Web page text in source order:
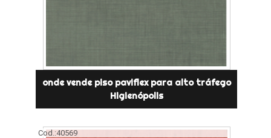
onde vende piso paviflex para alto tráfego
Higienópolis
Cod.:40569